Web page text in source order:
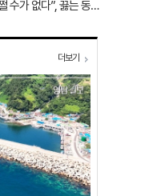
[대구·경북 기후재난 보고서③] “어쩔 수가 없다”, 끓는 동해…‘절멸 위기’ 경북 수산업
더보기